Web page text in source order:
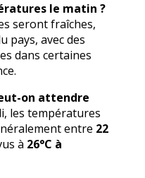
le matin ?
seront fraîches,
pays, avec des
dans certaines
on attendre
les températures
entre 22
à 26°C à